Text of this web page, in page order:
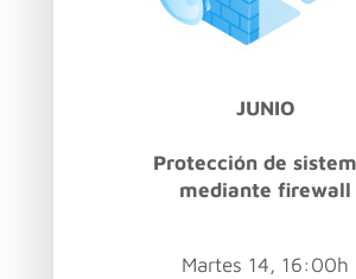
JUNIO
Protección de
mediante firewall
Martes 14, 16:00h